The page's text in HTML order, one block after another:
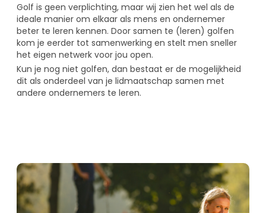
Golf is geen verplichting, maar wij zien het wel als de
ideale manier om elkaar als mens en ondernemer
beter te leren kennen. Door samen te (leren) golfen
kom je eerder tot samenwerking en stelt men sneller
het eigen netwerk voor jou open.
Kun je nog niet golfen, dan bestaat er de mogelijkheid
dit als onderdeel van je lidmaatschap samen met
andere ondernemers te leren.